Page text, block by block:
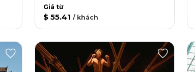
Giá từ
$ 55.41 / khách